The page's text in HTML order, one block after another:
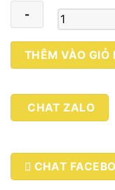
sau
số
lượng
THÊM VÀO GIỎ
CHAT ZALO
CHAT